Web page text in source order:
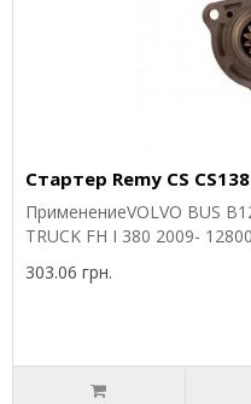
Стартер Remy CS
ПрименениеVOLVO BUS
TRUCK FH I 380 2009-
303.06 грн.